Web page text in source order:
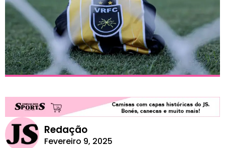
Redação
Fevereiro 9, 2025